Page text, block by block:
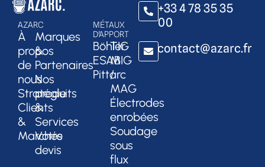
AZARC
À
propos
de
nous
Stratégie
Clients
&
Marchés
Marques
&
Partenaires
Nos
produits
&
Services
Votre
devis
MÉTAUX
D'APPORT
Böhler
ESAB
Pittarc
TIG
MIG
/
MAG
Électrodes
enrobées
Soudage
sous
flux
+33 4 78 35 35
00
contact@azarc.fr